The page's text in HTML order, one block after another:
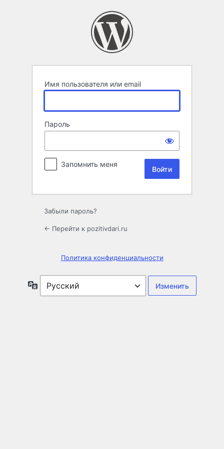
Имя пользователя или email
Пароль
Запомнить меня
Забыли пароль?
← Перейти к pozitivdari.ru
Политика конфиденциальности
Язык